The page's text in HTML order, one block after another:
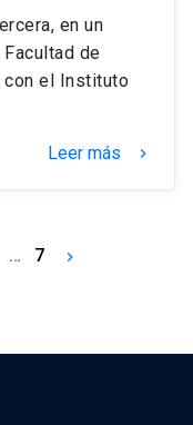
en un
de
con el Instituto
Leer más keyboard_arrow_right
… 7 keyboard_arrow_right